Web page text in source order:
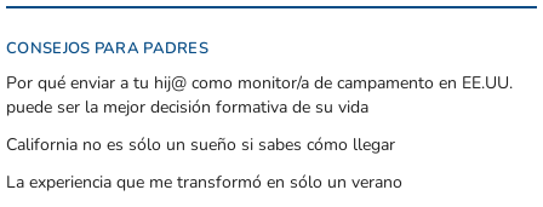
CONSEJOS PARA PADRES
Por qué enviar a tu hij@ como monitor/a de campamento en EE.UU.
puede ser la mejor decisión formativa de su vida
California no es sólo un sueño si sabes cómo llegar
La experiencia que me transformó en sólo un verano